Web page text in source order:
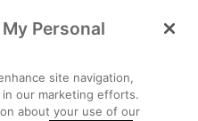
ルート
を見る
Personal
site navigation,
our marketing efforts.
about your use of our